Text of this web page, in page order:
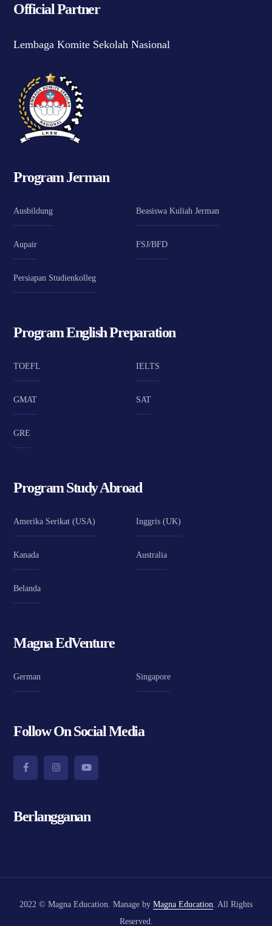
Official Partner
Lembaga Komite Sekolah Nasional
Program Jerman
Ausbildung Beasiswa Kuliah Jerman
Aupair FSJ/BFD
Persiapan Studienkolleg
Program English Preparation
TOEFL IELTS
GMAT SAT
GRE
Program Study Abroad
Amerika Serikat (USA) Inggris (UK)
Kanada Australia
Belanda
Magna EdVenture
German Singapore
Follow On Social Media
Berlangganan
2022 © Magna Education. Manage by Magna Education . All Rights
Reserved.